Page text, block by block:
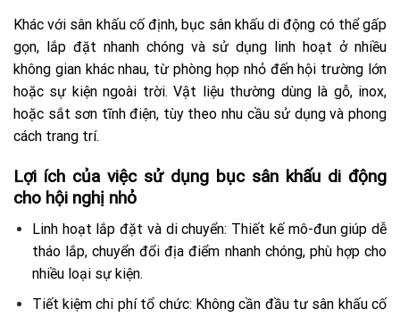
Khác với sân khấu cố định, bục sân khấu di động có thể gấp
gọn, lắp đặt nhanh chóng và sử dụng linh hoạt ở nhiều
không gian khác nhau, từ phòng họp nhỏ đến hội trường lớn
hoặc sự kiện ngoài trời. Vật liệu thường dùng là gỗ, inox,
hoặc sắt sơn tĩnh điện, tùy theo nhu cầu sử dụng và phong
cách trang trí.
Lợi ích của việc sử dụng bục sân khấu di động
cho hội nghị nhỏ
Linh hoạt lắp đặt và di chuyển: Thiết kế mô-đun giúp dễ
tháo lắp, chuyển đổi địa điểm nhanh chóng, phù hợp cho
nhiều loại sự kiện.
Tiết kiệm chi phí tổ chức: Không cần đầu tư sân khấu cố